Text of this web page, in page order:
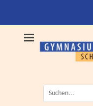
Suche
nach: